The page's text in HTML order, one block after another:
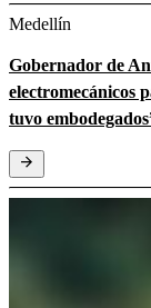
Medellín
Gobernador de
electromecánicos
tuvo